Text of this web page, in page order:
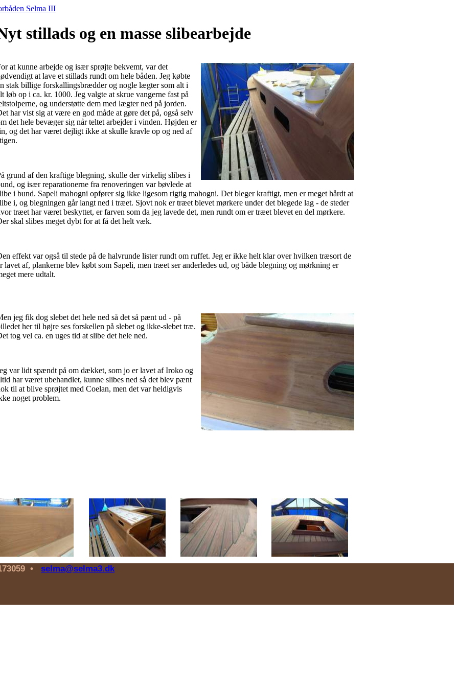
stillads og en masse slibearbejde
at kunne arbejde og især sprøjte bekvemt, var det
at lave et stillads rundt om hele båden. Jeg købte
stak billige forskallingsbrædder og nogle lægter som alt i
løb op i ca. kr. 1000. Jeg valgte at skrue vangerne fast på
og understøtte dem med lægter ned på jorden.
har vist sig at være en god måde at gøre det på, også selv
det hele bevæger sig når teltet arbejder i vinden. Højden er
og det har været dejligt ikke at skulle kravle op og ned af
grund af den kraftige blegning, skulle der virkelig slibes i
og især reparationerne fra renoveringen var bøvlede at
i bund. Sapeli mahogni opfører sig ikke ligesom rigtig mahogni. Det bleger kraftigt, men er meget hårdt at
i, og blegningen går langt ned i træet. Sjovt nok er træet blevet mørkere under det blegede lag - de steder
træet har været beskyttet, er farven som da jeg lavede det, men rundt om er træet blevet en del mørkere.
skal slibes meget dybt for at få det helt væk.
effekt var også til stede på de halvrunde lister rundt om ruffet. Jeg er ikke helt klar over hvilken træsort de
lavet af, plankerne blev købt som Sapeli, men træet ser anderledes ud, og både blegning og mørkning er
mere udtalt.
jeg fik dog slebet det hele ned så det så pænt ud - på
her til højre ses forskellen på slebet og ikke-slebet træ.
tog vel ca. en uges tid at slibe det hele ned.
var lidt spændt på om dækket, som jo er lavet af Iroko og
har været ubehandlet, kunne slibes ned så det blev pænt
til at blive sprøjtet med Coelan, men det var heldigvis
noget problem.
• selma@selma3.dk